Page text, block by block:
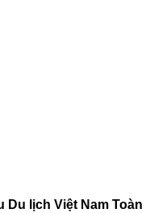
Du lịch Việt Nam Toàn